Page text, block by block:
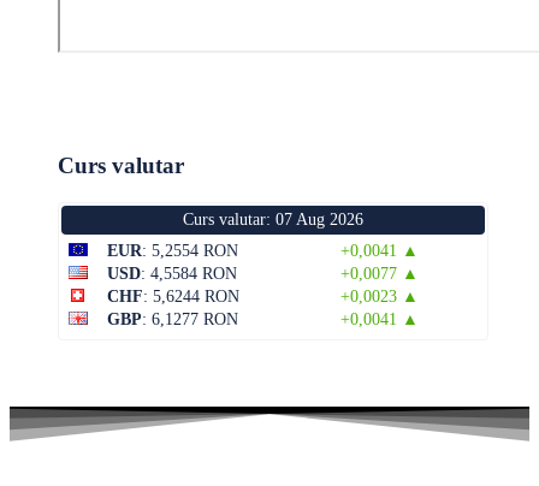
Curs valutar
Curs valutar: 07 Aug 2026
EUR: 5,2554 RON
+0,0041 ▲
USD: 4,5584 RON
+0,0077 ▲
CHF: 5,6244 RON
+0,0023 ▲
GBP: 6,1277 RON +0,0041 ▲